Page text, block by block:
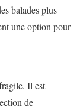
balades plus
une option pour
Il est
de